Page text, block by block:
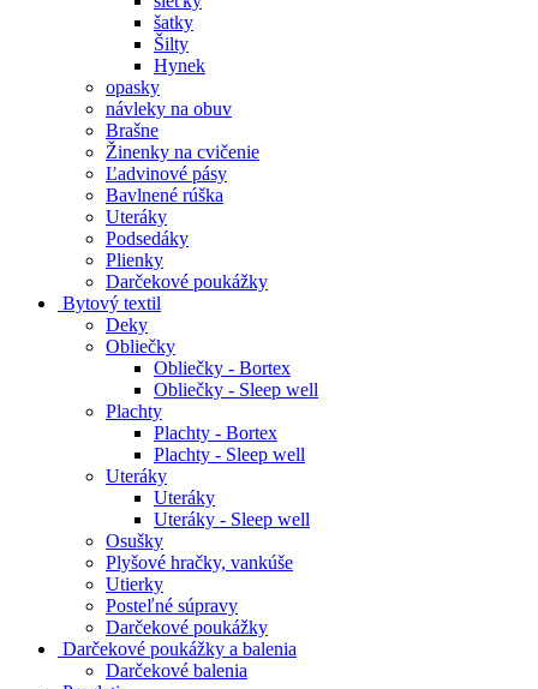
šatky
Šilty
Hynek
opasky
návleky na obuv
Brašne
Žinenky na cvičenie
Ľadvinové pásy
Bavlnené rúška
Uteráky
Podsedáky
Plienky
Darčekové poukážky
Bytový textil
Deky
Obliečky
Obliečky - Bortex
Obliečky - Sleep well
Plachty
Plachty - Bortex
Plachty - Sleep well
Uteráky
Uteráky
Uteráky - Sleep well
Osušky
Plyšové hračky, vankúše
Utierky
Posteľné súpravy
Darčekové poukážky
Darčekové poukážky a balenia
Darčekové balenia